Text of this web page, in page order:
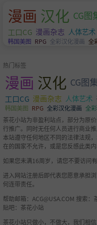
漫画 汉化 CG图
工口CG 漫画杂志 人体艺术
韩国美图 RPG 全彩汉化漫画 全
热门标签
漫画 汉化 CG图
工口CG 漫画杂志 人体艺术
韩国美图 RPG 全彩汉化漫画 全
茶花小站为非盈利站点，部分为原
行推广。同时无任何人员进行商业推
本站遵守任何地区不同的法律法规
在的国家不允许，或是您反感此类内
如果您未满16周岁，请您不要访问
进入网站注册后即代表您愿意承担
何连带责任。
帮助邮箱： ACG@USA.COM 搜索：
贴吧：茶花小站
茶花小站只做小，不做大，我们相